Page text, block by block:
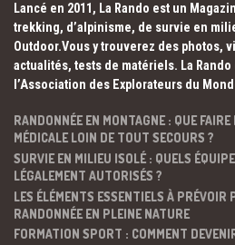
Lancé en 2011, La Rando est un
trekking, d’alpinisme, de survie en
Outdoor.Vous y trouverez des photos,
actualités, tests de matériels. La Rando
l’Association des Explorateurs du
RANDONNÉE EN MONTAGNE : QUE FAIRE
MÉDICALE LOIN DE TOUT SECOURS ?
SURVIE EN MILIEU ISOLÉ : QUELS
LÉGALEMENT AUTORISÉS ?
LES ÉLÉMENTS ESSENTIELS À PRÉVOIR
RANDONNÉE EN PLEINE NATURE
FORMATION SPORT : COMMENT